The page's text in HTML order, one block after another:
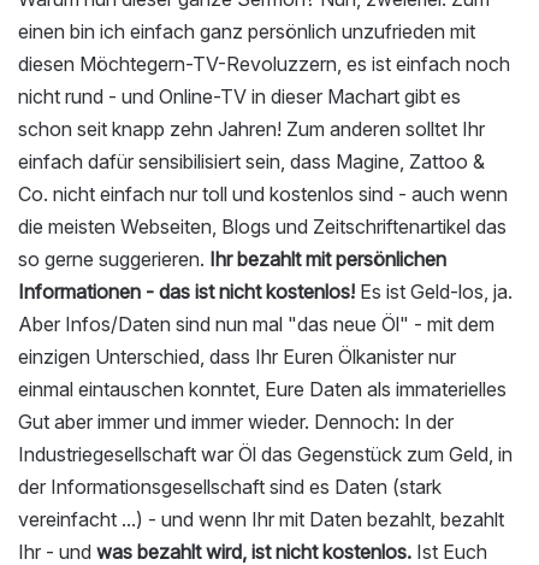
einen bin ich einfach ganz persönlich unzufrieden mit
diesen Möchtegern-TV-Revoluzzern, es ist einfach noch
nicht rund - und Online-TV in dieser Machart gibt es
schon seit knapp zehn Jahren! Zum anderen solltet Ihr
einfach dafür sensibilisiert sein, dass Magine, Zattoo &
Co. nicht einfach nur toll und kostenlos sind - auch wenn
die meisten Webseiten, Blogs und Zeitschriftenartikel das
so gerne suggerieren. Ihr bezahlt mit persönlichen
Informationen - das ist nicht kostenlos! Es ist Geld-los, ja.
Aber Infos/Daten sind nun mal "das neue Öl" - mit dem
einzigen Unterschied, dass Ihr Euren Ölkanister nur
einmal eintauschen konntet, Eure Daten als immaterielles
Gut aber immer und immer wieder. Dennoch: In der
Industriegesellschaft war Öl das Gegenstück zum Geld, in
der Informationsgesellschaft sind es Daten (stark
vereinfacht ...) - und wenn Ihr mit Daten bezahlt, bezahlt
Ihr - und was bezahlt wird, ist nicht kostenlos. Ist Euch